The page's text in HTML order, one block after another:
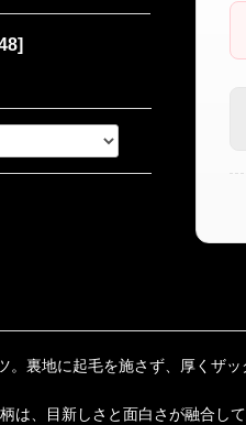
。裏地に起毛を施さず、厚くザ
は、目新しさと面白さが融合して